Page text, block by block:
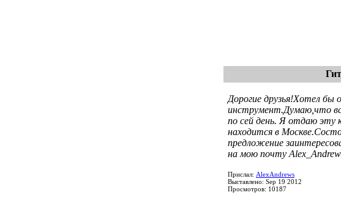
Дорогие друзья!Хотел бы
инструмент.Думаю,что
по сей день. Я отдаю эту
находится в
предложение
на мою почту
Прислал: AlexAndrews
Выставлено: Sep 19 2012
Просмотров: 10187